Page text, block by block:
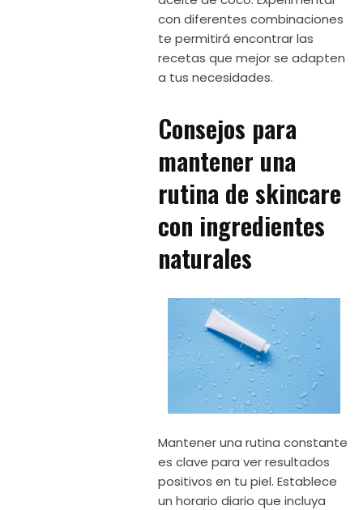
con diferentes combinaciones
te permitirá encontrar las
recetas que mejor se adapten
a tus necesidades.
Consejos para
mantener una
rutina de skincare
con ingredientes
naturales
Mantener una rutina constante
es clave para ver resultados
positivos en tu piel. Establece
un horario diario que incluya